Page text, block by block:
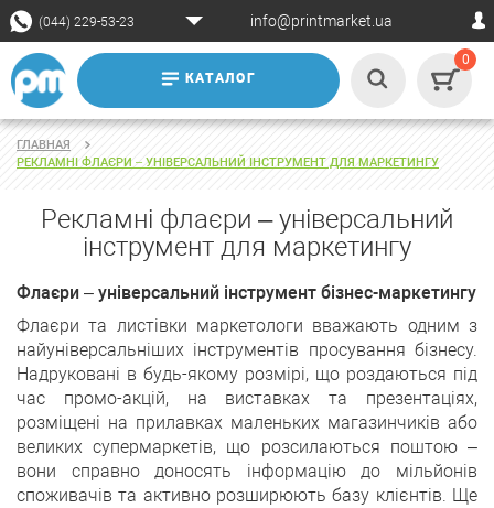
(044) 229-53-23 info@printmarket.ua
КАТАЛОГ
0
ГЛАВНАЯ
РЕКЛАМНІ ФЛАЄРИ – УНІВЕРСАЛЬНИЙ ІНСТРУМЕНТ ДЛЯ МАРКЕТИНГУ
Рекламні флаєри – універсальний
інструмент для маркетингу
Флаєри – універсальний інструмент бізнес-маркетингу
Флаєри та листівки маркетологи вважають одним з
найуніверсальніших інструментів просування бізнесу.
Надруковані в будь-якому розмірі, що роздаються під
час промо-акцій, на виставках та презентаціях,
розміщені на прилавках маленьких магазинчиків або
великих супермаркетів, що розсилаються поштою –
вони справно доносять інформацію до мільйонів
споживачів та активно розширюють базу клієнтів. Ще